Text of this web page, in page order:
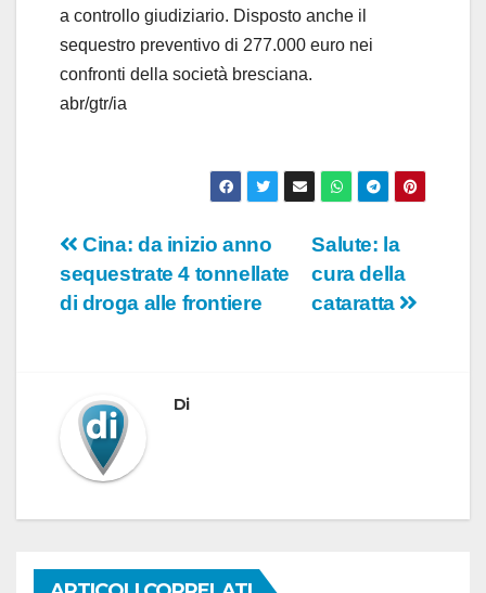
e
o
a controllo giudiziario. Disposto anche il
sequestro preventivo di 277.000 euro nei
confronti della società bresciana.
abr/gtr/ia
Navigazione
articoli
Salute: la
cura della
cataratta
Cina: da inizio anno
sequestrate 4 tonnellate
di droga alle frontiere
Di